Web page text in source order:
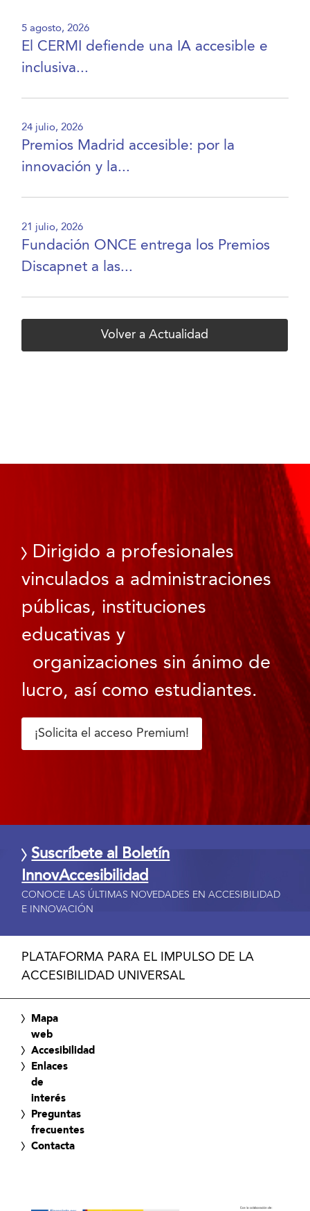
5 agosto, 2026
El CERMI defiende una IA accesible e
inclusiva...
24 julio, 2026
Premios Madrid accesible: por la
innovación y la...
21 julio, 2026
Fundación ONCE entrega los Premios
Discapnet a las...
Volver a Actualidad
Dirigido a profesionales
vinculados a administraciones
públicas, instituciones
educativas y
organizaciones sin ánimo de
lucro, así como estudiantes.
¡Solicita el acceso Premium!
Suscríbete al Boletín
InnovAccesibilidad
CONOCE LAS ÚLTIMAS NOVEDADES EN ACCESIBILIDAD
E INNOVACIÓN
PLATAFORMA PARA EL IMPULSO DE LA
ACCESIBILIDAD UNIVERSAL
Mapa
web
Accesibilidad
Enlaces
de
interés
Preguntas
frecuentes
Contacta